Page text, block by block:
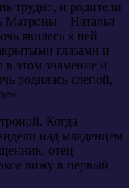
трудно, и родители
Матроны – Наталья
явилась к ней
глазами и
в этом знамение и
родилась слепой,
Когда
над младенцем
отец
вижу в первый